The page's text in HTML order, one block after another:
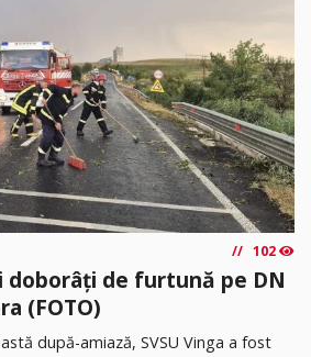
102
doborâți de furtună pe DN
(FOTO)
după-amiază, SVSU Vinga a fost